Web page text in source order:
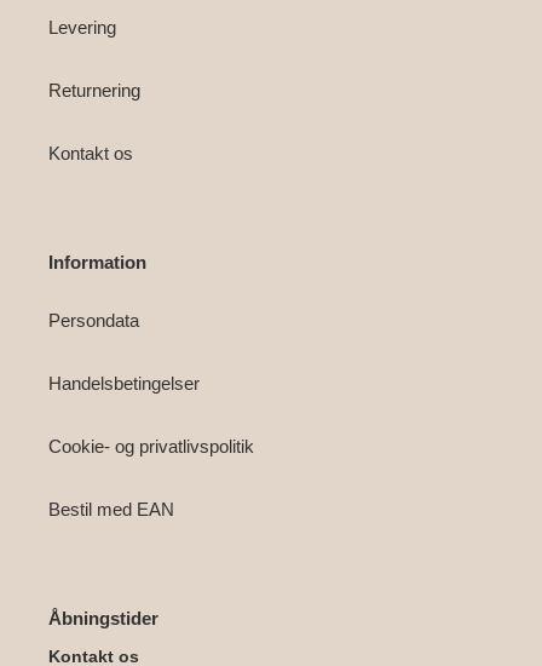
Levering
Returnering
Kontakt os
Information
Persondata
Handelsbetingelser
Cookie- og privatlivspolitik
Bestil med EAN
Åbningstider
Kontakt os